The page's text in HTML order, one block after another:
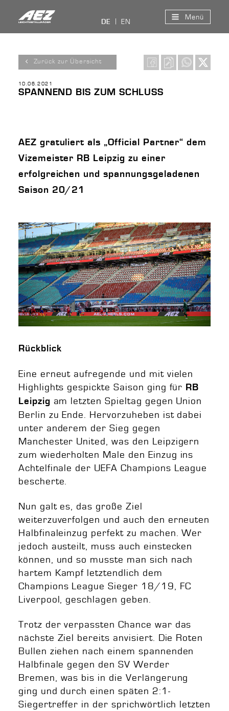
DE EN
Menü
Zurück zur Übersicht
10.06.2021
SPANNEND BIS ZUM SCHLUSS
AEZ gratuliert als „Official Partner“ dem
Vizemeister RB Leipzig zu einer
erfolgreichen und spannungsgeladenen
Saison 20/21
Rückblick
Eine erneut aufregende und mit vielen
Highlights gespickte Saison ging für RB
Leipzig am letzten Spieltag gegen Union
Berlin zu Ende. Hervorzuheben ist dabei
unter anderem der Sieg gegen
Manchester United, was den Leipzigern
zum wiederholten Male den Einzug ins
Achtelfinale der UEFA Champions League
bescherte.
Nun galt es, das große Ziel
weiterzuverfolgen und auch den erneuten
Halbfinaleinzug perfekt zu machen. Wer
jedoch austeilt, muss auch einstecken
können, und so musste man sich nach
hartem Kampf letztendlich dem
Champions League Sieger 18/19, FC
Liverpool, geschlagen geben.
Trotz der verpassten Chance war das
nächste Ziel bereits anvisiert. Die Roten
Bullen ziehen nach einem spannenden
Halbfinale gegen den SV Werder
Bremen, was bis in die Verlängerung
ging und durch einen späten 2:1-
Siegertreffer in der sprichwörtlich letzten